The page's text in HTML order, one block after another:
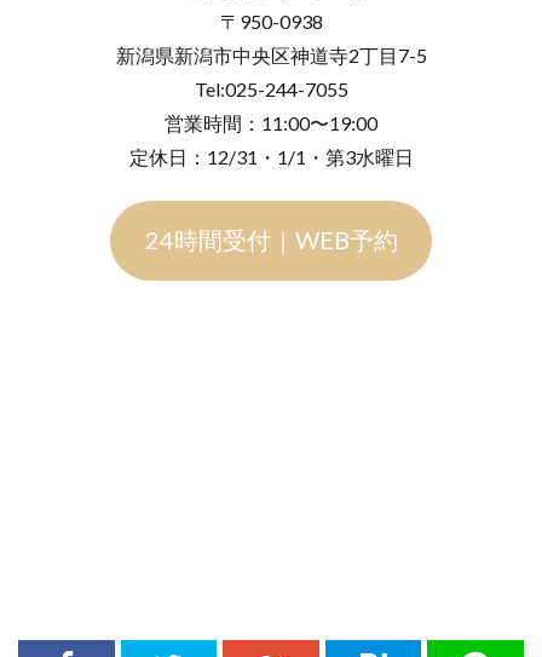
〒950-0938
新潟県新潟市中央区神道寺2丁目7-5
Tel:025-244-7055
営業時間：11:00〜19:00
定休日：12/31・1/1・第3水曜日
24時間受付｜WEB予約